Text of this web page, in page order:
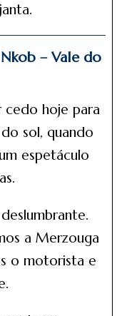
– Vale do
cedo hoje para
sol, quando
espetáculo
a Merzouga
o motorista e